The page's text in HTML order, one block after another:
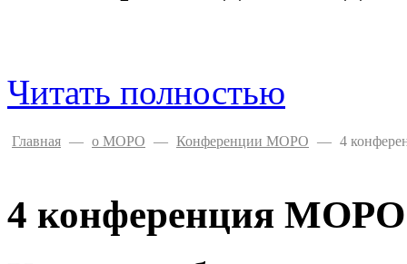
Читать полностью
Главная — о МОРО — Конференции МОРО — 4
4 конференция МОРО